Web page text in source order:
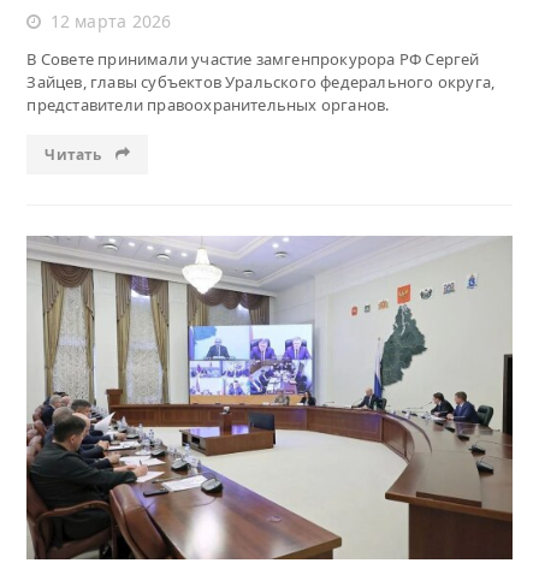
12 марта 2026
В Совете принимали участие замгенпрокурора РФ Сергей
Зайцев, главы субъектов Уральского федерального округа,
представители правоохранительных органов.
Читать
Читать